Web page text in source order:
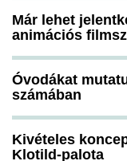
Már lehet
animációs
Óvodákat
számában
Kivételes
Klotild-palota